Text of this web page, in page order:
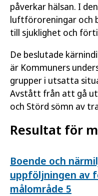
påverkar hälsan. I
luftföroreningar och
till sjuklighet och
De beslutade
är Kommuners
grupper i utsatta
Avstått från att gå ut
och Störd sömn av
Resultat för
Boende och
uppföljningen av
målområde 5